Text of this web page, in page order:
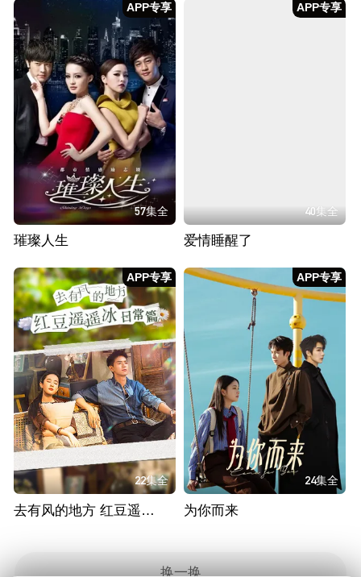
APP专享
57集全
璀璨人生
APP专享
40集全
爱情睡醒了
APP专享
22集全
去有风的地方 红豆遥遥冰日常篇
APP专享
24集全
为你而来
换一换